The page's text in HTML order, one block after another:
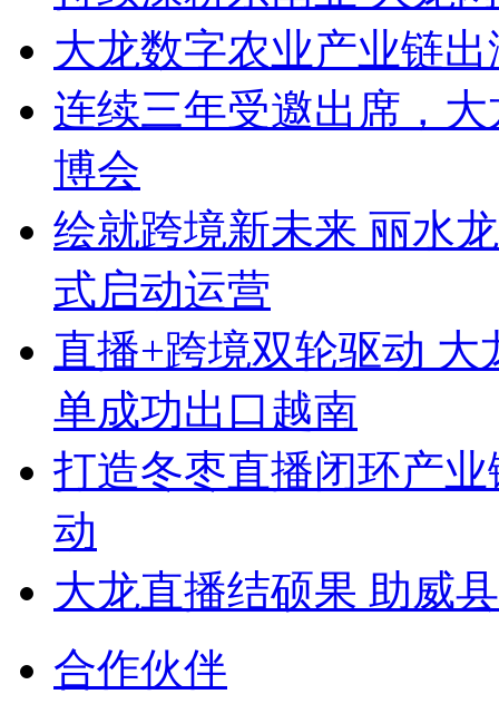
大龙数字农业产业链
连续三年受邀出席，
博会
绘就跨境新未来 丽水
式启动运营
直播+跨境双轮驱动
单成功出口越南
打造冬枣直播闭环产
动
大龙直播结硕果 助威
合作伙伴